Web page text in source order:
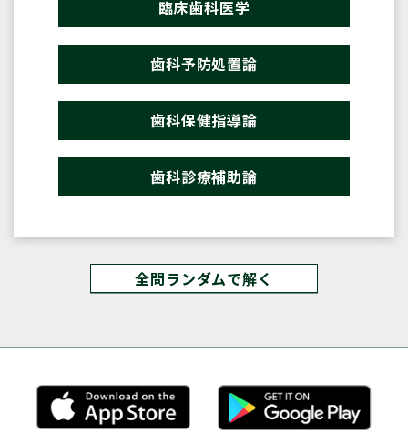
臨床歯科医学
歯科予防処置論
歯科保健指導論
歯科診療補助論
全問ランダムで解く